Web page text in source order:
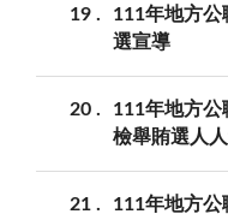
19
111年地方
選宣導
20
111年地方
檢舉賄選人人
21
111年地方公